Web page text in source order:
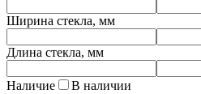
Ширина стекла, мм
Длина стекла, мм
Наличие
В наличии